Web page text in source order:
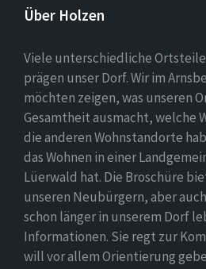
Über Holzen
Viele unterschiedliche
prägen unser Dorf. Wir im
möchten zeigen, was unseren
Gesamtheit ausmacht, welche
die anderen Wohnstandorte
das Wohnen in einer
Lüerwald hat. Die Broschüre
unseren Neubürgern, aber
schon länger in unserem Dorf
Informationen. Sie regt zur
will vor allem Orientierung